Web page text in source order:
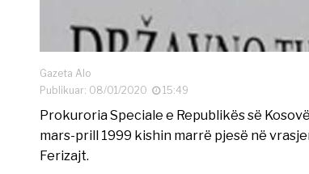
Gazeta Alo
Publikuar: 08/01/2020
15:49
Prokuroria Speciale e Republikës së
mars-prill 1999 kishin marrë pjesë në
Ferizajt.